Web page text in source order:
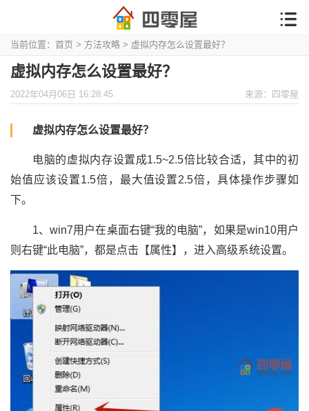
当前位置： 首页 > 方法攻略 > 虚拟内存怎么设置最好？
虚拟内存怎么设置最好？
2022年04月06日 16:28:45 来源：四零屋
虚拟内存怎么设置最好？
电脑的虚拟内存设置成1.5~2.5倍比较合适，其中的初
始值应该设置1.5倍，最大值设置2.5倍，具体操作步骤如
下。
1、win7用户在桌面右键“我的电脑”，如果是win10用户
则右键“此电脑”，都是点击【属性】，进入高级系统设置。